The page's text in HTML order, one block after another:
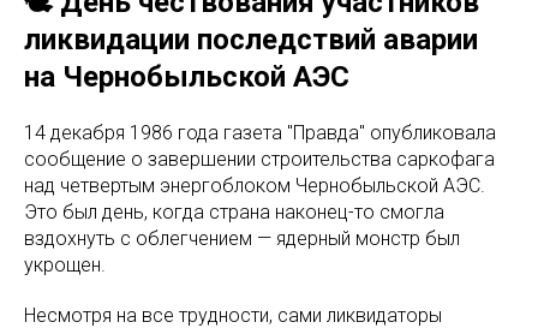
ликвидации последствий аварии
на Чернобыльской АЭС
14 декабря 1986 года газета "Правда" опубликовала
сообщение о завершении строительства саркофага
над четвертым энергоблоком Чернобыльской АЭС.
Это был день, когда страна наконец-то смогла
вздохнуть с облегчением — ядерный монстр был
укрощен.
Несмотря на все трудности, сами ликвидаторы